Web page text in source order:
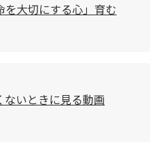
大切にする心」育む
いときに見る動画